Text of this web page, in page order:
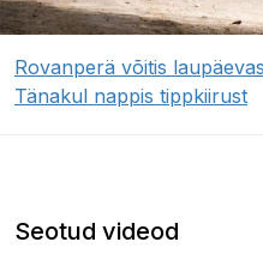
Rovanperä võitis
Tänakul nappis tippkiirust
Seotud videod